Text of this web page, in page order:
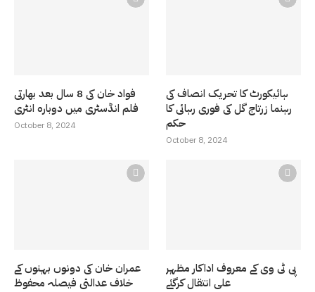
فواد خان کی 8 سال بعد بھارتی
فلم انڈسٹری میں دوبارہ انٹری
October 8, 2024
ہائیکورٹ کا تحریک انصاف کی
رہنما زرتاج گل کی فوری رہائی کا
حکم
October 8, 2024
عمران خان کی دونوں بہنوں کے
خلاف عدالتی فیصلہ محفوظ
پی ٹی وی کے معروف اداکار مظہر
علی انتقال کرگئے